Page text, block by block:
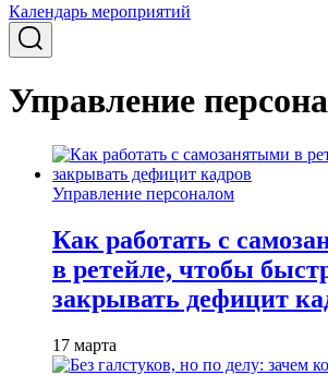
Календарь мероприятий
Управление
Управление персоналом
Как работать с
в ретейле, чтобы
закрывать дефицит
17 марта